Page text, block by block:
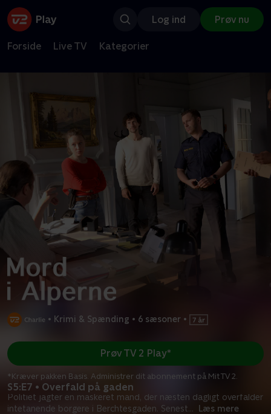
Log ind Prøv nu
Forside Live TV Kategorier
• Krimi & Spænding • 6 sæsoner •
S5:E7 • Overfald på gaden
Politiet jagter en maskeret mand, der næsten dagligt overfalder
intetanende borgere i Berchtesgaden. Senest... Læs mere
Prøv TV 2 Play*
*Kræver pakken Basis. Administrer dit abonnement på Mit TV 2.